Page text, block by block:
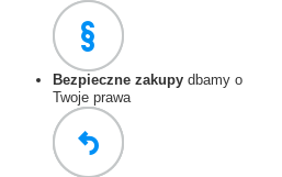
Bezpieczne zakupy dbamy o
Twoje prawa